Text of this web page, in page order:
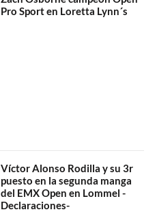
Pro Sport en Loretta Lynn´s
Víctor Alonso Rodilla y su 3r
puesto en la segunda manga
del EMX Open en Lommel -
Declaraciones-